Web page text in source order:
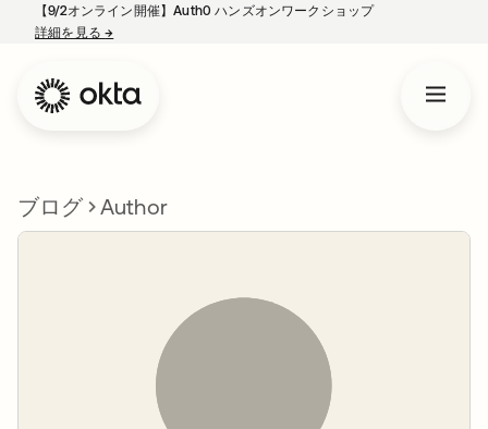
【9/2オンライン開催】Auth0 ハンズオンワークショップ
詳細を見る→
ブログ Author